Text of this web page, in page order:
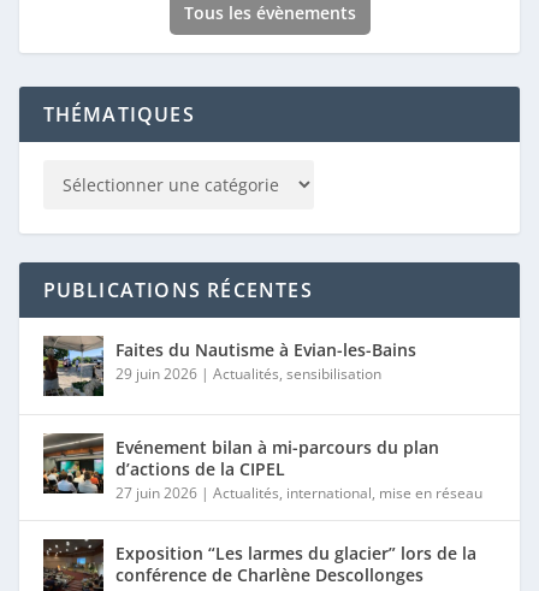
Tous les évènements
THÉMATIQUES
PUBLICATIONS RÉCENTES
Faites du Nautisme à Evian-les-Bains
29 juin 2026| Actualités, sensibilisation
Evénement bilan à mi-parcours du plan
d’actions de la CIPEL
27 juin 2026| Actualités, international, mise en réseau
Exposition “Les larmes du glacier” lors de la
conférence de Charlène Descollonges